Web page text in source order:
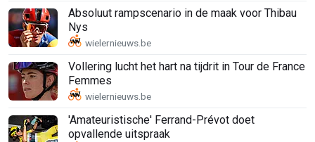
Absoluut rampscenario in de maak voor Thibau
Nys
Vollering lucht het hart na tijdrit in Tour de France
Femmes
'Amateuristische' Ferrand-Prévot doet
opvallende uitspraak